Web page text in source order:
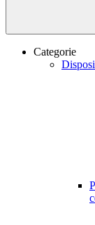
Categorie